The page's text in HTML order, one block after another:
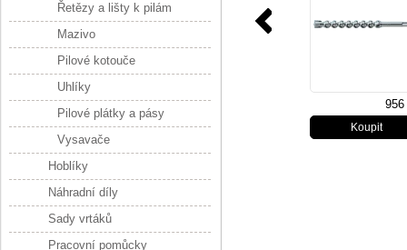
Řetězy a lišty k pilám
Mazivo
Pilové kotouče
Uhlíky
Pilové plátky a pásy
Vysavače
Hoblíky
Náhradní díly
Sady vrtáků
Pracovní pomůcky